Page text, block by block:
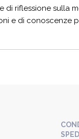
di riflessione sulla
e di conoscenze